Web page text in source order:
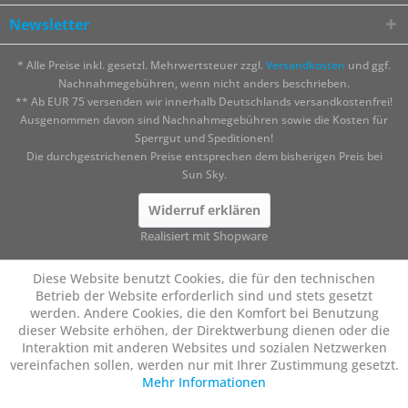
Newsletter
* Alle Preise inkl. gesetzl. Mehrwertsteuer zzgl. Versandkosten und ggf.
Nachnahmegebühren, wenn nicht anders beschrieben.
** Ab EUR 75 versenden wir innerhalb Deutschlands versandkostenfrei!
Ausgenommen davon sind Nachnahmegebühren sowie die Kosten für
Sperrgut und Speditionen!
Die durchgestrichenen Preise entsprechen dem bisherigen Preis bei
Sun Sky.
Widerruf erklären
Realisiert mit Shopware
Diese Website benutzt Cookies, die für den technischen
Betrieb der Website erforderlich sind und stets gesetzt
werden. Andere Cookies, die den Komfort bei Benutzung
dieser Website erhöhen, der Direktwerbung dienen oder die
Interaktion mit anderen Websites und sozialen Netzwerken
vereinfachen sollen, werden nur mit Ihrer Zustimmung gesetzt.
Mehr Informationen